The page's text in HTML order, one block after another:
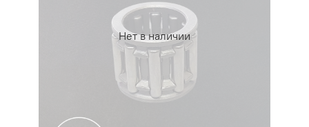
Нет в наличии